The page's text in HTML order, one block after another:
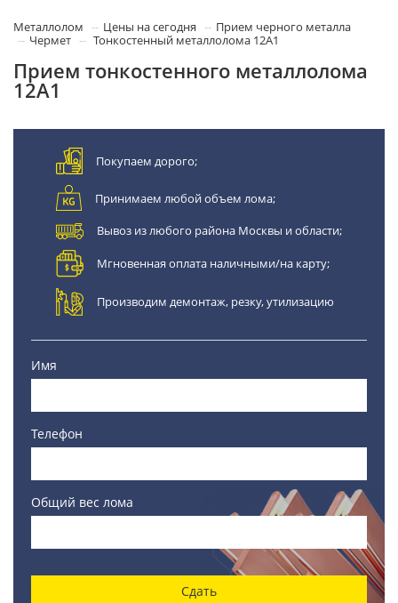
Металлолом Цены на сегодня
Прием черного металла
Чермет
Тонкостенный металлолома 12А1
Прием тонкостенного металлолома
12А1
Покупаем дорого;
Принимаем любой объем лома;
Вывоз из любого района Москвы и области;
Мгновенная оплата наличными/на карту;
Производим демонтаж, резку, утилизацию
Имя
Телефон
Общий вес лома
Сдать